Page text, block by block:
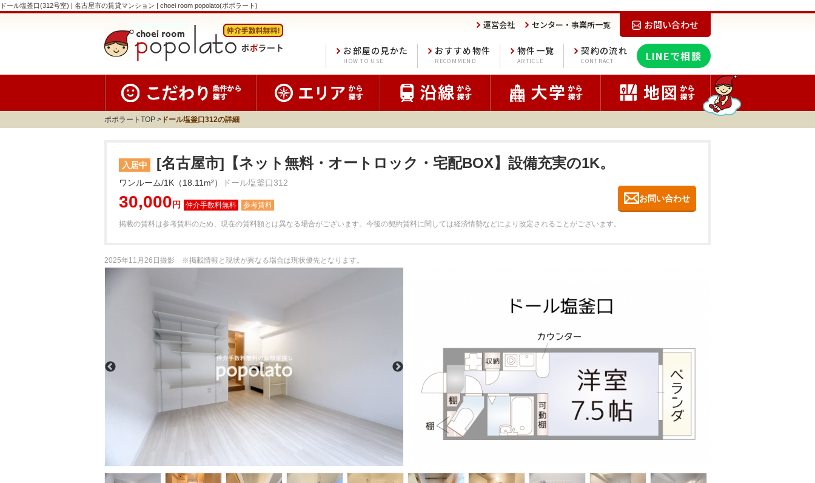
ドール塩釜口(312号室) | 名古屋市の賃貸マンション | choei room popolato(ポポラート)
お問い合わせ
センター・事業所一覧
運営会社
LINEで相談
契約の流れ
CONTRACT
物件一覧
ARTICLE
おすすめ物件
RECOMMEND
お部屋の見かた
HOW TO USE
ポポラートTOP ドール塩釜口312の詳細
入居中 [名古屋市]【ネット無料・オートロック・宅配BOX】設備充実の1K。
ワンルーム/1K（18.11m²） ドール塩釜口312
30,000 円 参考賃料
お問い合わせ
掲載の賃料は参考賃料のため、現在の賃料額とは異なる場合がございます。 今後の契約賃料に関しては経済情勢などにより改定されることがございます。
2025年11月26日撮影 ※掲載情報と現状が異なる場合は現状優先となります。